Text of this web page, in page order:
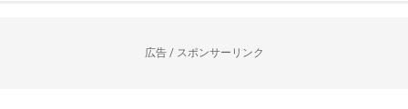
広告 / スポンサーリンク